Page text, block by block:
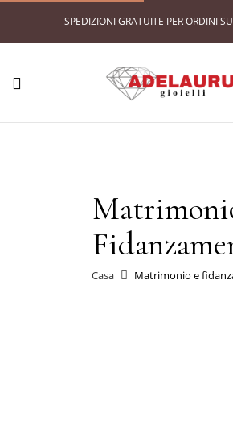
SPEDIZIONI GRATUITE PER ORDINI
Casa Matrimonio e